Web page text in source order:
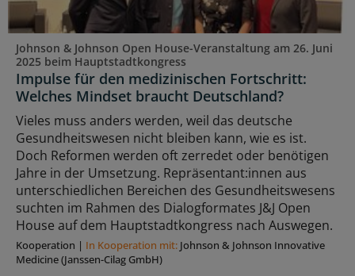
Johnson & Johnson Open House-Veranstaltung am 26. Juni
2025 beim Hauptstadtkongress
Impulse für den medizinischen Fortschritt:
Welches Mindset braucht Deutschland?
Vieles muss anders werden, weil das deutsche
Gesundheitswesen nicht bleiben kann, wie es ist.
Doch Reformen werden oft zerredet oder benötigen
Jahre in der Umsetzung. Repräsentant:innen aus
unterschiedlichen Bereichen des Gesundheitswesens
suchten im Rahmen des Dialogformates J&J Open
House auf dem Hauptstadtkongress nach Auswegen.
Kooperation | In Kooperation mit: Johnson & Johnson Innovative
Medicine (Janssen-Cilag GmbH)